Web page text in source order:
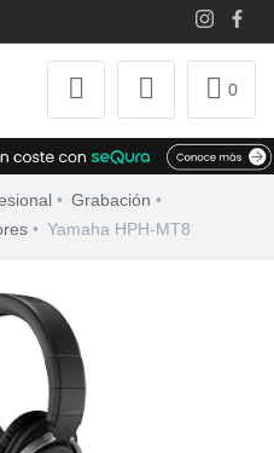
0
Grabación
Yamaha HPH-MT8